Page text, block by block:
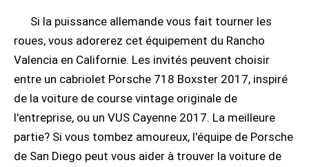
Si la puissance allemande vous fait tourner les
roues, vous adorerez cet équipement du Rancho
Valencia en Californie. Les invités peuvent choisir
entre un cabriolet Porsche 718 Boxster 2017, inspiré
de la voiture de course vintage originale de
l'entreprise, ou un VUS Cayenne 2017. La meilleure
partie? Si vous tombez amoureux, l'équipe de Porsche
de San Diego peut vous aider à trouver la voiture de